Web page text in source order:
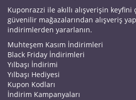
Kuponrazzi ile akıllı alışverişin keyfini
güvenilir mağazalarından alışveriş
indirimlerden yararlanın.
Muhteşem Kasım İndirimleri
Black Friday İndirimleri
Yılbaşı İndirimi
Yılbaşı Hediyesi
Kupon Kodları
İndirim Kampanyaları